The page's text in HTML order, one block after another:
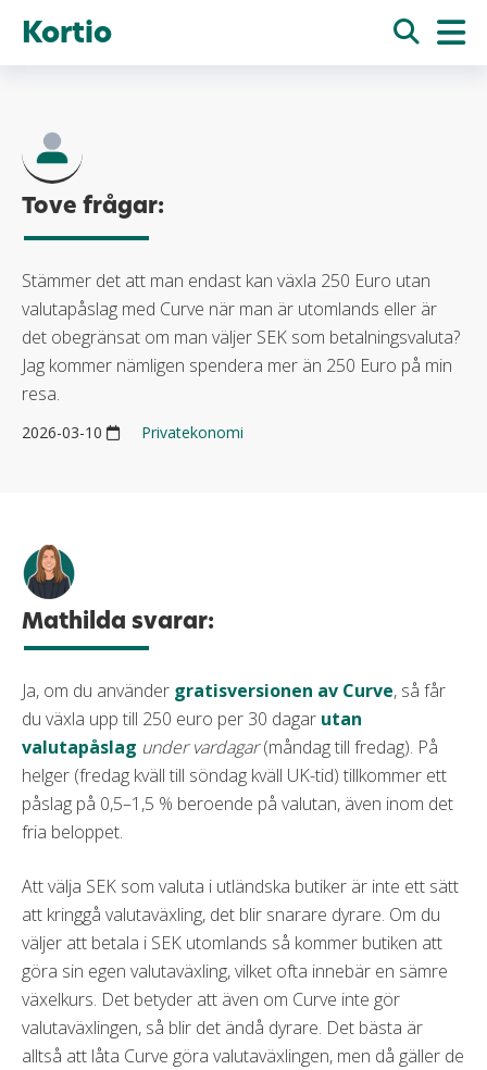
Kortio
Tove frågar:
Stämmer det att man endast kan växla 250 Euro utan
valutapåslag med Curve när man är utomlands eller är
det obegränsat om man väljer SEK som betalningsvaluta?
Jag kommer nämligen spendera mer än 250 Euro på min
resa.
2026-03-10 Privatekonomi
Mathilda svarar:
Ja, om du använder gratisversionen av Curve, så får
du växla upp till 250 euro per 30 dagar utan
valutapåslag under vardagar(måndag till fredag). På
helger (fredag kväll till söndag kväll UK-tid) tillkommer ett
påslag på 0,5–1,5 % beroende på valutan, även inom det
fria beloppet.
Att välja SEK som valuta i utländska butiker är inte ett sätt
att kringgå valutaväxling, det blir snarare dyrare. Om du
väljer att betala i SEK utomlands så kommer butiken att
göra sin egen valutaväxling, vilket ofta innebär en sämre
växelkurs. Det betyder att även om Curve inte gör
valutaväxlingen, så blir det ändå dyrare. Det bästa är
alltså att låta Curve göra valutaväxlingen, men då gäller de